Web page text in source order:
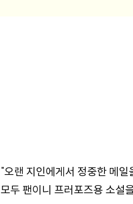
"오랜 지인에게서 정중한 메
모두 팬이니 프러포즈용 소설